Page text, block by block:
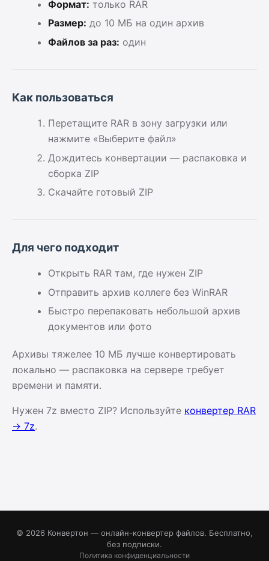
Формат: только RAR
Размер: до 10 МБ на один архив
Файлов за раз: один
Как пользоваться
Перетащите RAR в зону загрузки или
нажмите «Выберите файл»
Дождитесь конвертации — распаковка и
сборка ZIP
Скачайте готовый ZIP
Для чего подходит
Открыть RAR там, где нужен ZIP
Отправить архив коллеге без WinRAR
Быстро перепаковать небольшой архив
документов или фото
Архивы тяжелее 10 МБ лучше конвертировать
локально — распаковка на сервере требует
времени и памяти.
Нужен 7z вместо ZIP? Используйте конвертер RAR
→ 7z.
© 2026 Конвертон — онлайн-конвертер файлов. Бесплатно,
без подписки.
Политика конфиденциальности